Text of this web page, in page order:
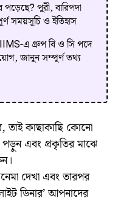
পুরী, বারিপদা
সময়সূচি ও ইতিহাস
এ গ্রুপ বি ও সি পদে
জানুন সম্পূর্ণ তথ্য
তাই কাছাকাছি কোনো
পড়ুন এবং প্রকৃতির মাঝে
দেখা এবং তারপর
ডিনার’ আপনাদের